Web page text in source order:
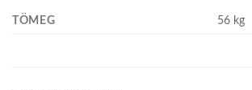
TÖMEG 56 kg